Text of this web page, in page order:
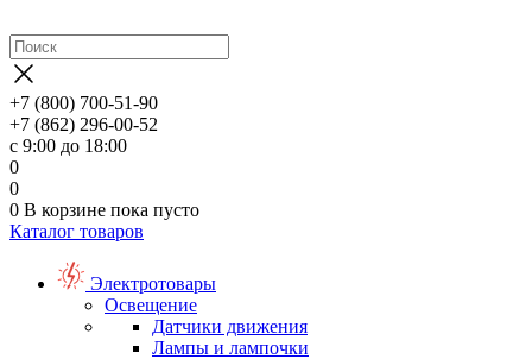
+7 (800) 700-51-90
+7 (862) 296-00-52
с 9:00 до 18:00
0
0
0 В корзине пока пусто
Каталог товаров
Электротовары
Освещение
Датчики движения
Лампы и лампочки